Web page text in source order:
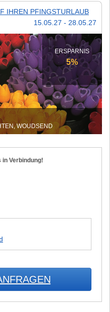
IHREN PFINGSTURLAUB
15.05.27 - 28.05.27
ERSPARNIS
5%
WOUDSEND
in Verbindung!